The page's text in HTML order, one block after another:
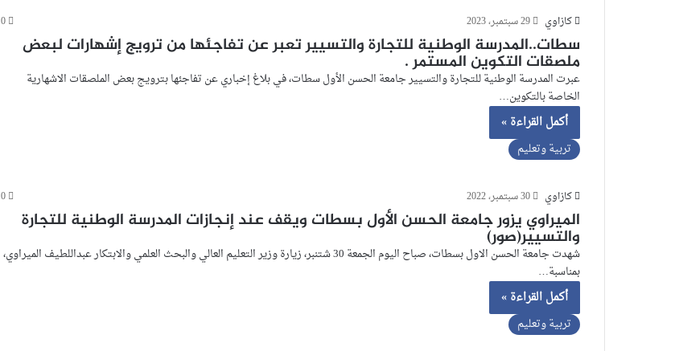
كازاوي 29 سبتمبر، 2023 0
سطات..المدرسة الوطنية للتجارة والتسيير تعبر عن تفاجئها من ترويج إشهارات لبعض
ملصقات التكوين المستمر .
عبرت المدرسة الوطنية للتجارة والتسيير جامعة الحسن الأول سطات، في بلاغ إخباري عن تفاجئها بترويج بعض الملصقات الاشهارية
الخاصة بالتكوين…
أكمل القراءة »
تربية وتعليم
كازاوي 30 سبتمبر، 2022 0
الميراوي يزور جامعة الحسن الأول بسطات ويقف عند إنجازات المدرسة الوطنية للتجارة
والتسيير(صور)
شهدت جامعة الحسن الاول بسطات، صباح اليوم الجمعة 30 شتنبر، زيارة وزير التعليم العالي والبحث العلمي والابتكار عبداللطيف الميراوي،
بمناسبة…
أكمل القراءة »
تربية وتعليم